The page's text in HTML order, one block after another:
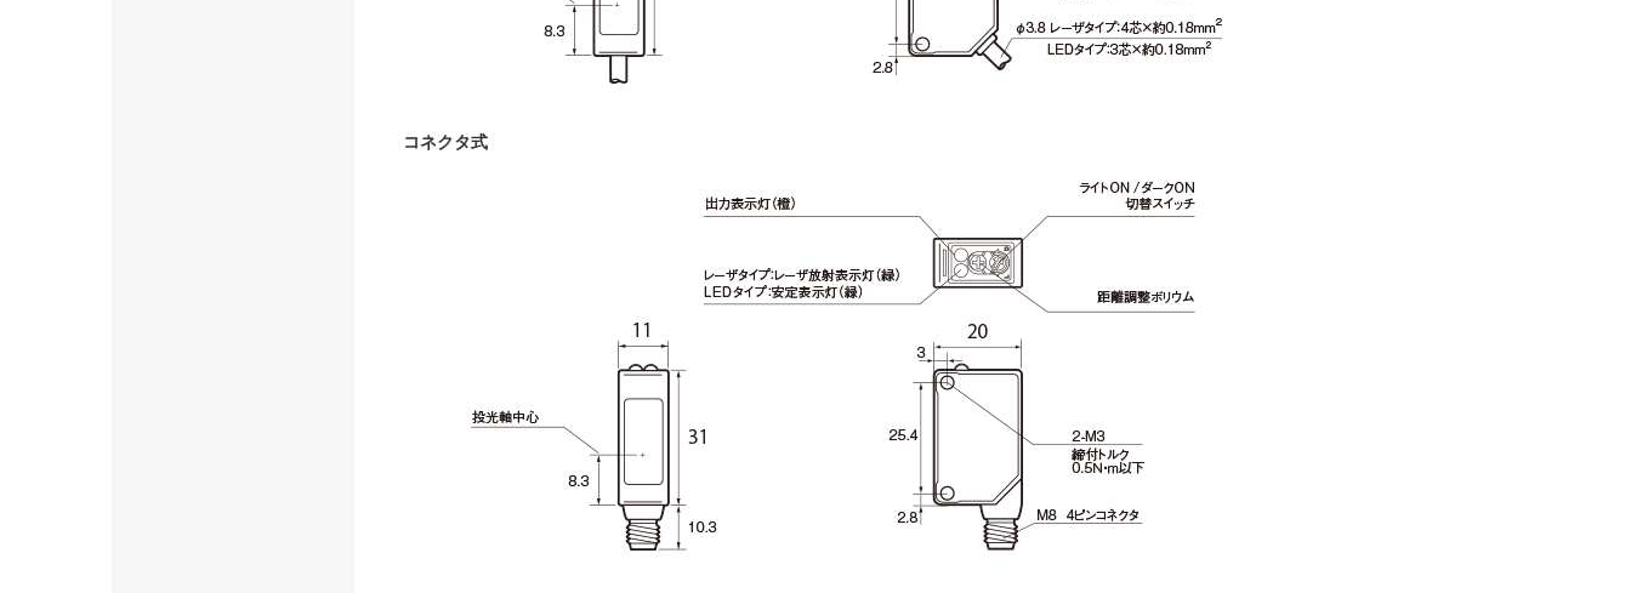
コネクタ式